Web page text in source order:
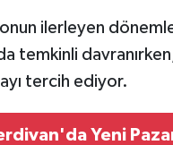
ilerleyen
temkinli
tercih ediyor.
Yeni